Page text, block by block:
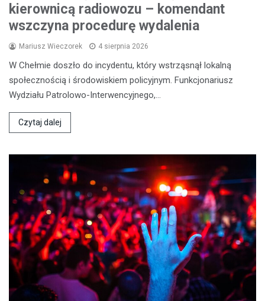
kierownicą radiowozu – komendant
wszczyna procedurę wydalenia
Mariusz Wieczorek 4 sierpnia 2026
W Chełmie doszło do incydentu, który wstrząsnął lokalną
społecznością i środowiskiem policyjnym. Funkcjonariusz
Wydziału Patrolowo-Interwencyjnego,…
Czytaj dalej